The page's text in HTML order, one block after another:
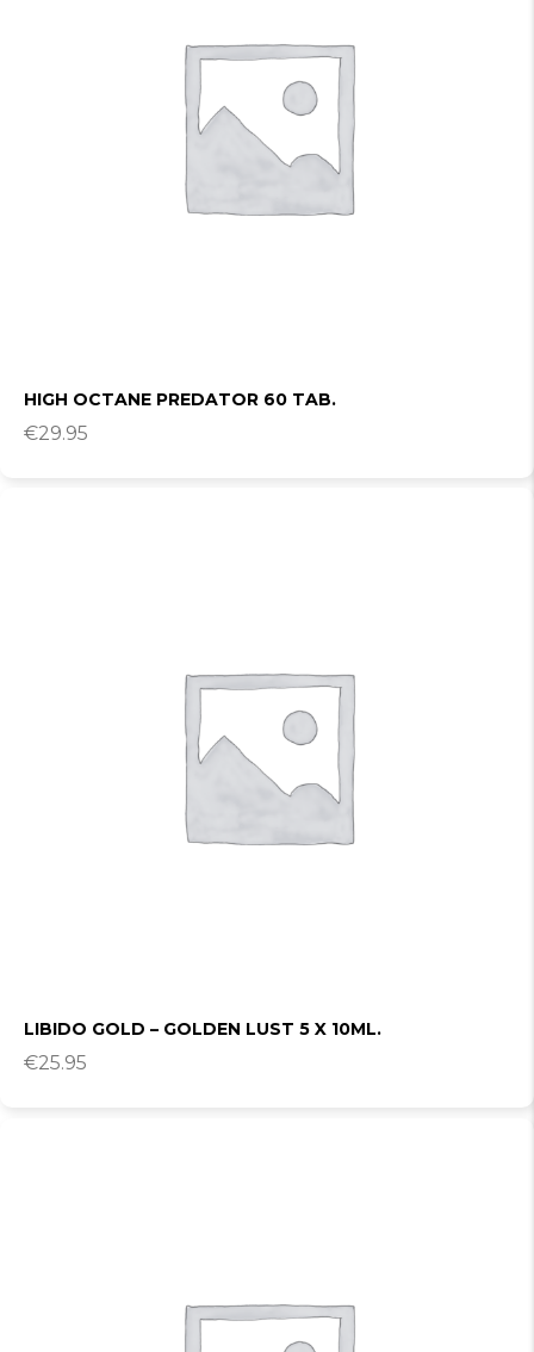
HIGH OCTANE PREDATOR 60 TAB.
€29.95
LIBIDO GOLD – GOLDEN LUST 5 X 10ML.
€25.95